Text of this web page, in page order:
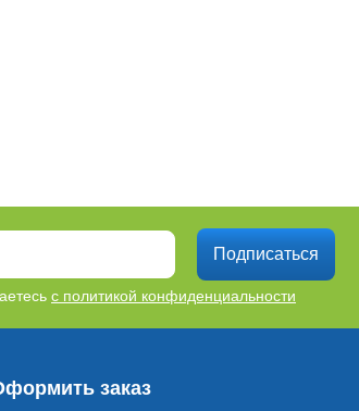
Подписаться
с политикой конфиденциальности
заказ